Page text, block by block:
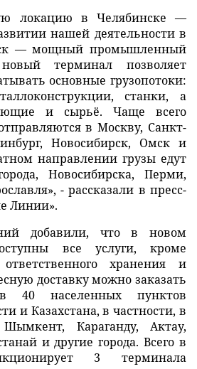
локацию в Челябинске —
нашей деятельности в
— мощный промышленный
терминал позволяет
основные грузопотоки:
станки, а
и сырьё. Чаще всего
в Москву, Санкт-
Новосибирск, Омск и
направлении грузы едут
Новосибирска, Перми,
- рассказали в пресс-
Линии».
добавили, что в новом
все услуги, кроме
ответственного хранения и
доставку можно заказать
населенных пунктов
и Казахстана, в частности, в
Караганду, Актау,
и другие города. Всего в
3 терминала